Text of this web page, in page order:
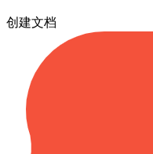
创建文档